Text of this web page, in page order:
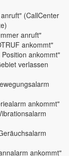
(CallCenter
anruft"
ankommt"
ankommt"
verlassen
ankommt"
ankommt"